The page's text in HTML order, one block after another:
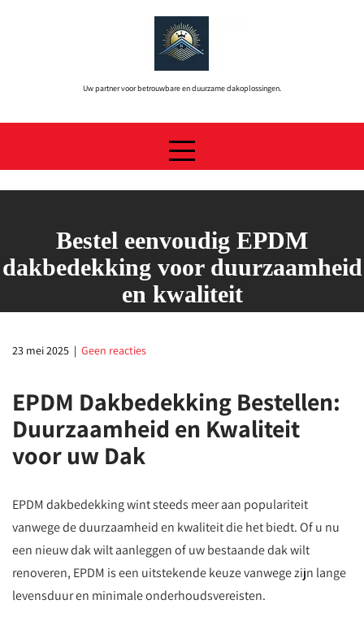
Uw partner voor betrouwbare en duurzame dakoplossingen.
Bestel eenvoudig EPDM
dakbedekking voor duurzaamheid
en kwaliteit
23 mei 2025 | Geen reacties
EPDM Dakbedekking Bestellen:
Duurzaamheid en Kwaliteit
voor uw Dak
EPDM dakbedekking wint steeds meer aan populariteit
vanwege de duurzaamheid en kwaliteit die het biedt. Of u nu
een nieuw dak wilt aanleggen of uw bestaande dak wilt
renoveren, EPDM is een uitstekende keuze vanwege zijn lange
levensduur en minimale onderhoudsvereisten.